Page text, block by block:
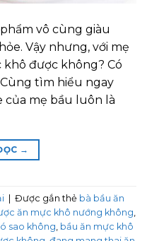
vô cùng giàu
Vậy nhưng, với mẹ
khô được không? Có
tìm hiểu ngay
của mẹ bầu luôn là
→
Được gắn thẻ bà bầu ăn
ăn mực khô nướng không
sao không bầu ăn mực khô